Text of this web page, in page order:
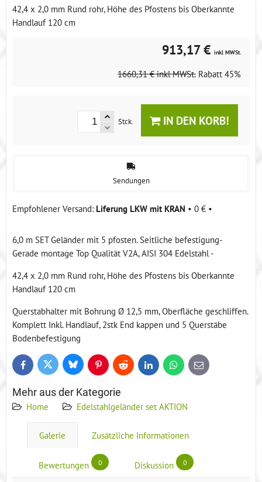
42,4 x 2,0 mm Rund rohr, Höhe des Pfostens bis Oberkannte
Handlauf 120 cm
913,17 € inkl MWSt.
1660,31 € inkl MWSt. Rabatt 45%
Stck. IN DEN KORB!
Sendungen
Liferung LKW mit KRAN • 0 € •
6,0 m SET Geländer mit 5 pfosten. Seitliche befestigung-
Gerade montage Top Qualität V2A, AISI 304 Edelstahl -
42,4 x 2,0 mm Rund rohr, Höhe des Pfostens bis Oberkannte
Handlauf 120 cm
Querstabhalter mit Bohrung Ø 12,5 mm, Oberfläche geschliffen.
Komplett Inkl. Handlauf, 2stk End kappen und 5 Querstäbe
Bodenbefestigung
FacebookTwitter BlueskyPinterestReddit LinkedInWhatsApp
E-
mail
Mehr aus der Kategorie
Home Edelstahlgeländer set AKTION
Galerie Zusätzliche Informationen
Bewertungen 0 Diskussion 0